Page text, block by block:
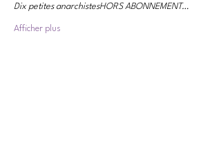
Dix petites anarchistesHORS ABONNEMENT…
Afficher plus